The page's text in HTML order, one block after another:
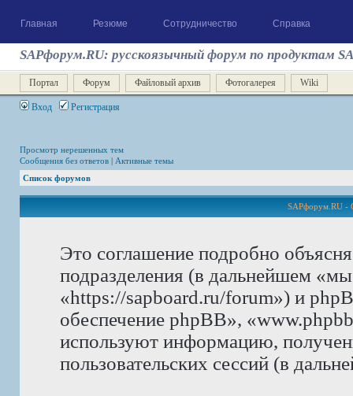
Главная Резюме Сотрудничество Справка
SAPфорум.RU: русскоязычный форум по продуктам
Портал Форум Файловый архив Фотогалерея Wiki
Вход Регистрация
Просмотр нерешенных тем
Сообщения без ответов | Активные темы
Список форумов
SAPфорум.RU -
Это соглашение подробно
подразделения (в дальнейшем
«https://sapboard.ru/forum») и
обеспечение phpBB»,
используют информацию,
пользовательских сессий (в